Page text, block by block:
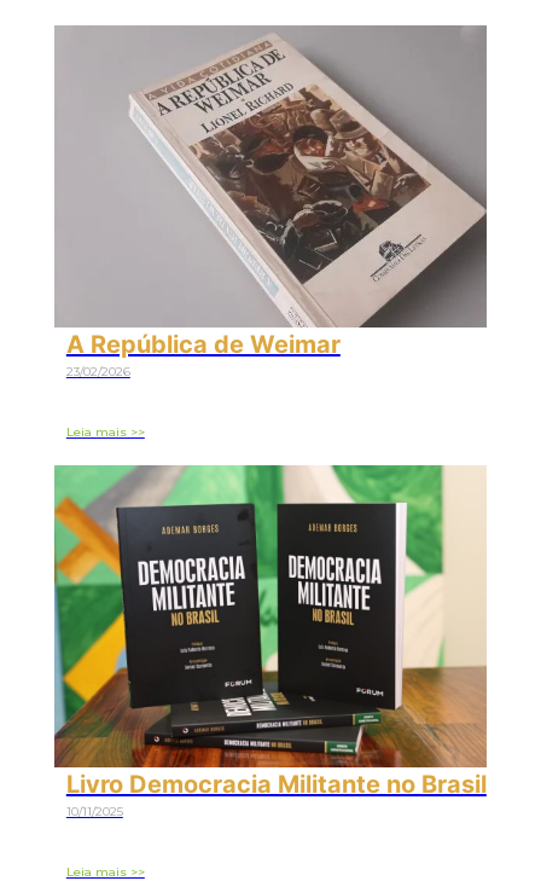
A República de Weimar
23/02/2026
Leia mais >>
Livro Democracia Militante no Brasil
10/11/2025
Leia mais >>